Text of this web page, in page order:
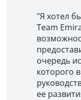
"Я хотел
Team
очередь
которого
ее